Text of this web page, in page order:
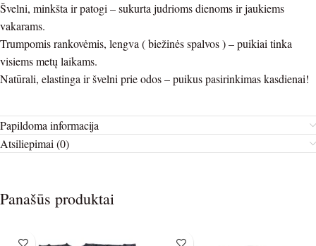
Švelni, minkšta ir patogi – sukurta judrioms dienoms ir jaukiems
vakarams.
Trumpomis rankovėmis, lengva ( biežinės spalvos ) – puikiai tinka
visiems metų laikams.
Natūrali, elastinga ir švelni prie odos – puikus pasirinkimas kasdienai!
Papildoma informacija
Atsiliepimai (0)
Panašūs produktai